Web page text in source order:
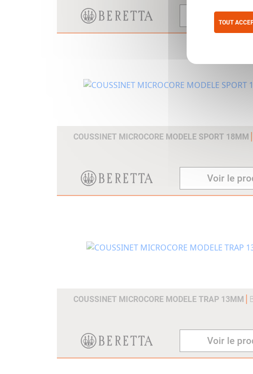
Voir le
COUSSINET MICROCORE MODELE SPORT 18MM
Voir le
COUSSINET MICROCORE MODELE TRAP 13MM
Voir le
TOUT